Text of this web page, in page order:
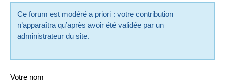
Ce forum est modéré a priori : votre contribution
n’apparaîtra qu’après avoir été validée par un
administrateur du site.
Votre nom